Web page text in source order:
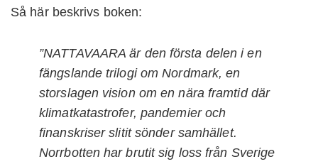
Så här beskrivs boken:
”NATTAVAARA är den första delen i en
fängslande trilogi om Nordmark, en
storslagen vision om en nära framtid där
klimatkatastrofer, pandemier och
finanskriser slitit ­sönder samhället.
Norrbotten har brutit sig loss från ­Sverige